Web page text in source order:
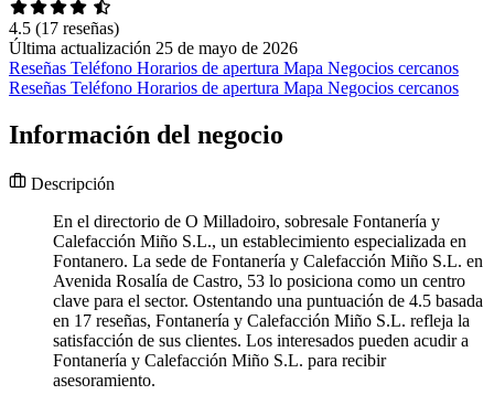
4.5 (17 reseñas)
Última actualización 25 de mayo de 2026
Reseñas Teléfono Horarios de apertura Mapa Negocios cercanos
Reseñas Teléfono Horarios de apertura Mapa Negocios cercanos
Información del negocio
Descripción
En el directorio de O Milladoiro, sobresale Fontanería y
Calefacción Miño S.L., un establecimiento especializada en
Fontanero. La sede de Fontanería y Calefacción Miño S.L. en
Avenida Rosalía de Castro, 53 lo posiciona como un centro
clave para el sector. Ostentando una puntuación de 4.5 basada
en 17 reseñas, Fontanería y Calefacción Miño S.L. refleja la
satisfacción de sus clientes. Los interesados pueden acudir a
Fontanería y Calefacción Miño S.L. para recibir
asesoramiento.